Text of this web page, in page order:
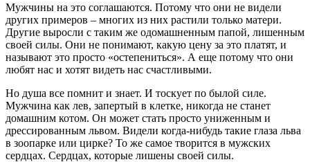
Мужчины на это соглашаются. Потому что они не видели
других примеров – многих из них растили только матери.
Другие выросли с таким же одомашненным папой, лишенным
своей силы. Они не понимают, какую цену за это платят, и
называют это просто «остепениться». А еще потому что они
любят нас и хотят видеть нас счастливыми.
Но душа все помнит и знает. И тоскует по былой силе.
Мужчина как лев, запертый в клетке, никогда не станет
домашним котом. Он может стать просто униженным и
дрессированным львом. Видели когда-нибудь такие глаза льва
в зоопарке или цирке? То же самое творится в мужских
сердцах. Сердцах, которые лишены своей силы.